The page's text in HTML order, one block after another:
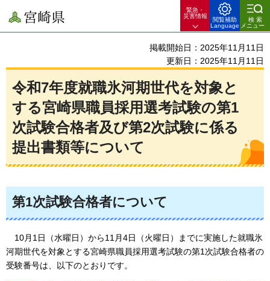
宮崎県
緊急・
災害情報
閲覧補助
Language
検索
メニュー
掲載開始日：2025年11月11日
更新日：2025年11月11日
令和7年度就職氷河期世代を対象と
する宮崎県職員採用選考試験の第1
次試験合格者及び第2次試験に係る
提出書類等について
第1次試験合格者について
10月1 日（水曜日）から11月4日（火曜日）までに実施した就職氷
河期世代を対象とする宮崎県職員採用選考試験の第1次試験合格者の
受験番号は、以下のとおりです。